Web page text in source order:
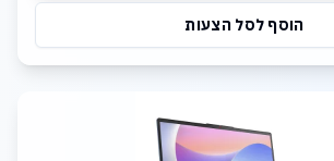
הוסף לסל הצעות